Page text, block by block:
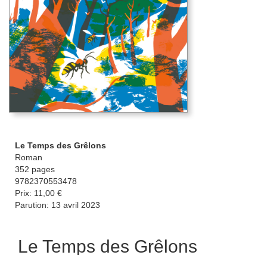
Le Temps des Grêlons
Roman
352 pages
9782370553478
Prix: 11,00 €
Parution: 13 avril 2023
Le Temps des Grêlons